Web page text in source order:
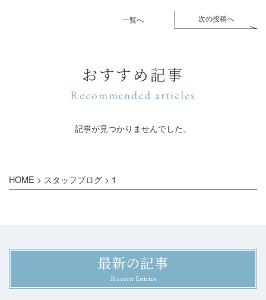
一覧へ 次の投稿へ
おすすめ記事
Recommended articles
記事が見つかりませんでした。
HOME > スタッフブログ > 1
最新の記事
Recent Entries